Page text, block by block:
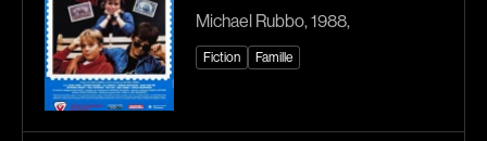
Genres
Action
Amateurs
Animation
Michael Rubbo, 1988,
Fiction Famille